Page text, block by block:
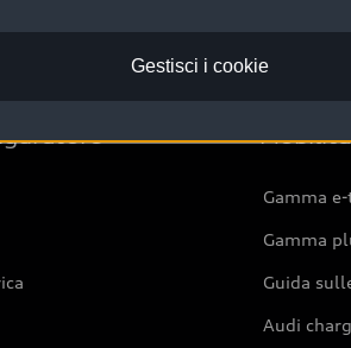
Gamma
Gamma
Guida
Audi
Gestisci i cookie